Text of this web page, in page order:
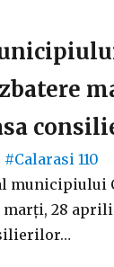
#Calarasi 110
municipiului
28